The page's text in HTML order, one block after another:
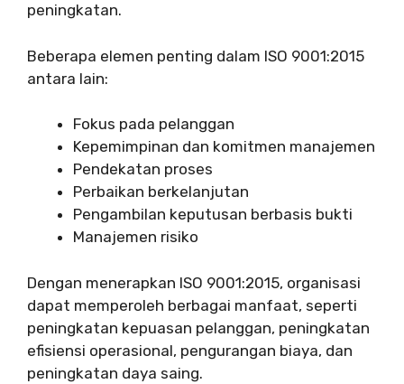
peningkatan.
Beberapa elemen penting dalam ISO 9001:2015
antara lain:
Fokus pada pelanggan
Kepemimpinan dan komitmen manajemen
Pendekatan proses
Perbaikan berkelanjutan
Pengambilan keputusan berbasis bukti
Manajemen risiko
Dengan menerapkan ISO 9001:2015, organisasi
dapat memperoleh berbagai manfaat, seperti
peningkatan kepuasan pelanggan, peningkatan
efisiensi operasional, pengurangan biaya, dan
peningkatan daya saing.